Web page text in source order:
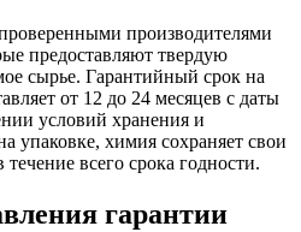
производителями
предоставляют твердую
сырье. Гарантийный срок на
от 12 до 24 месяцев с даты
условий хранения и
упаковке, химия сохраняет свои
всего срока годности.
гарантии